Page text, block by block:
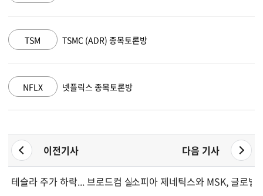
AMZN 아마존 닷컴 종목토론방
GOOGL
이전기사 다음 기사
테슬라 주가 하락... 브로드컴 실적 부진이 오스틴 로보택시 승리
소피아 제네틱스와 MSK, 글로벌